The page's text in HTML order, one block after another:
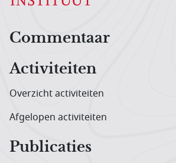
Hoofdnavigatiemenu
Commentaar
Activiteiten
Overzicht activiteiten
Afgelopen activiteiten
Publicaties